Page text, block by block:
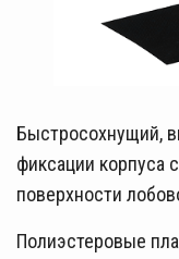
Быстросохнущий,
фиксации корпуса
поверхности
Полиэстеровые